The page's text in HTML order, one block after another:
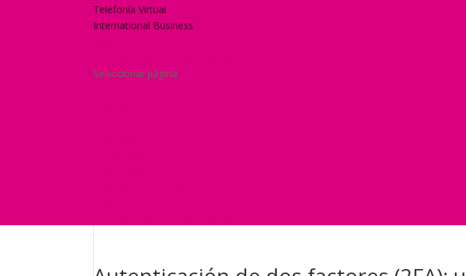
Telefonía Virtual
International Business
Seleccionar página